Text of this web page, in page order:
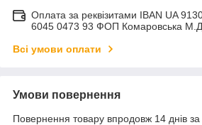
Оплата за реквізитами IBAN UA
6045 0473 93 ФОП Комаровська М.Д.
Всі умови оплати
Умови повернення
Повернення товару впродовж 14 днів